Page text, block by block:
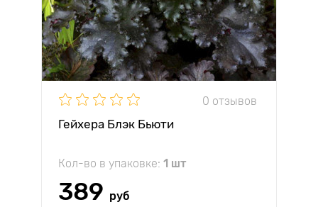
0 отзывов
Гейхера Блэк Бьюти
Кол-во в упаковке: 1 шт
389 руб